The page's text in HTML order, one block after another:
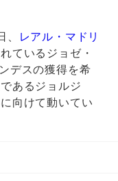
レアル・マドリ
ているジョゼ・
デスの獲得を希
あるジョルジ
向けて動いてい